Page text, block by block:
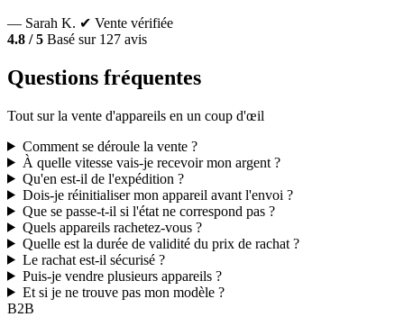
— Sarah K. ✔ Vente vérifiée
4.8 / 5 Basé sur 127 avis
Questions fréquentes
Tout sur la vente d'appareils en un coup d'œil
Comment se déroule la vente ?
À quelle vitesse vais-je recevoir mon argent ?
Qu'en est-il de l'expédition ?
Dois-je réinitialiser mon appareil avant l'envoi ?
Que se passe-t-il si l'état ne correspond pas ?
Quels appareils rachetez-vous ?
Quelle est la durée de validité du prix de rachat ?
Le rachat est-il sécurisé ?
Puis-je vendre plusieurs appareils ?
Et si je ne trouve pas mon modèle ?
B2B